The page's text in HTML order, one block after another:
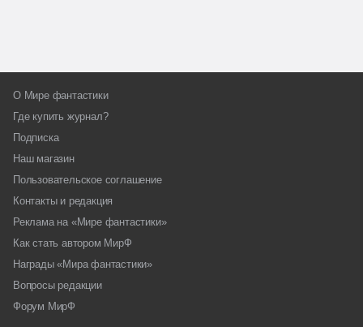
О Мире фантастики
Где купить журнал?
Подписка
Наш магазин
Пользовательское соглашение
Контакты и редакция
Реклама на «Мире фантастики»
Как стать автором МирФ
Награды «Мира фантастики»
Вопросы редакции
Форум МирФ